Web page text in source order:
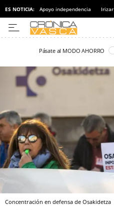
ES NOTICIA: Apoyo independencia Irizar
Pásate al MODO AHORRO
Concentración en defensa de Osakidetza